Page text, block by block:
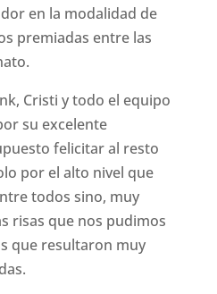
en la modalidad de
premiadas entre las
Cristi y todo el equipo
su excelente
felicitar al resto
por el alto nivel que
todos sino, muy
risas que nos pudimos
que resultaron muy